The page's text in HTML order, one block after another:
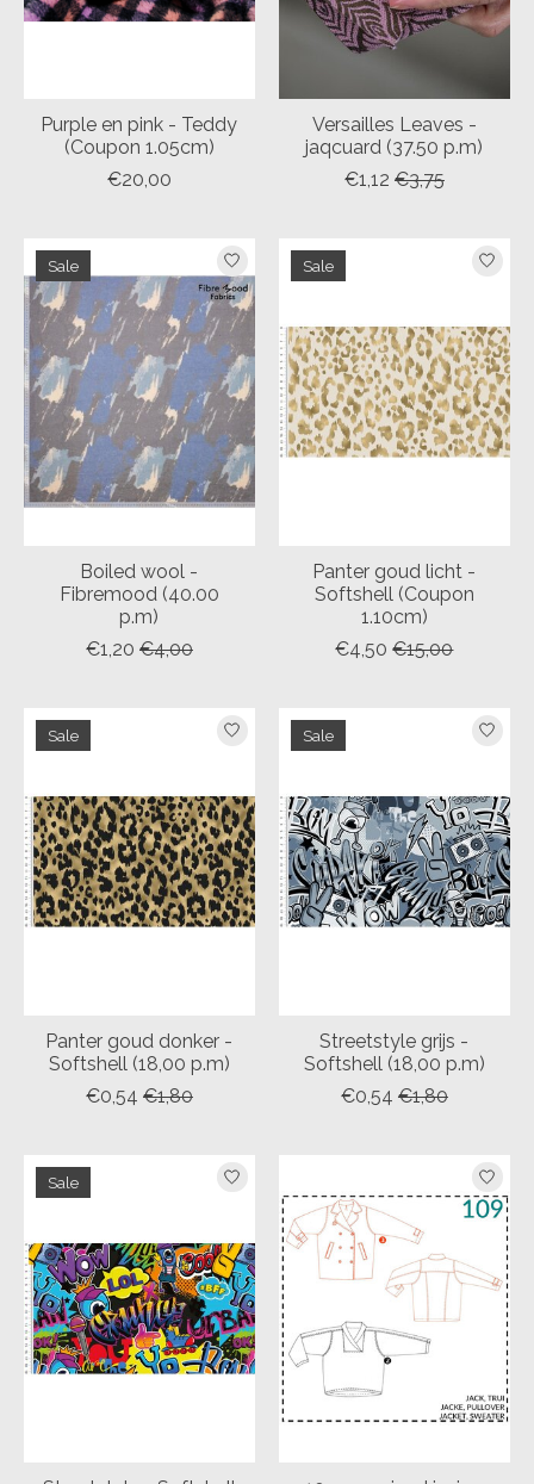
Purple en pink - Teddy
(Coupon 1.05cm)
€20,00
Versailles Leaves -
jaqcuard (37.50 p.m)
€1,12 €3,75
Sale
Boiled wool -
Fibremood (40.00
p.m)
€1,20 €4,00
Sale
Panter goud licht -
Softshell (Coupon
1.10cm)
€4,50 €15,00
Sale
Panter goud donker -
Softshell (18,00 p.m)
€0,54 €1,80
Sale
Streetstyle grijs -
Softshell (18,00 p.m)
€0,54 €1,80
Sale